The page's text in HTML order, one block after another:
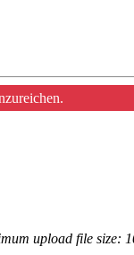
upload file size: